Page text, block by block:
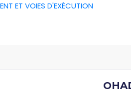
ET VOIES D'EXÉCUTION